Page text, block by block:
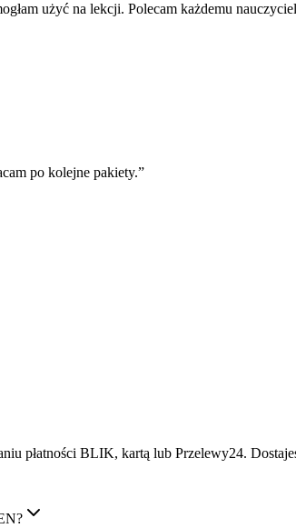
użyć na lekcji. Polecam każdemu
po kolejne pakiety.”
płatności BLIK, kartą lub Przelewy24.